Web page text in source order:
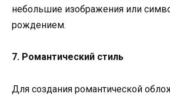
небольшие изображения или
рождением.
7. Романтический стиль
Для создания романтической